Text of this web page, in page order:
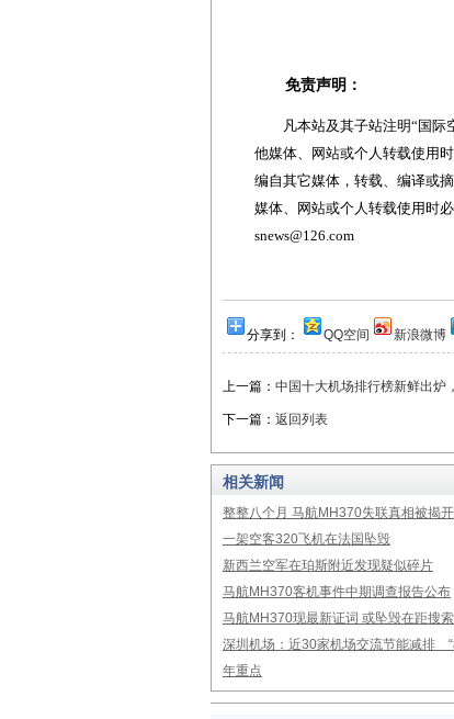
免责声明：
凡本站及其子站注明“国际空
他媒体、网站或个人转载使用
编自其它媒体，转载、编译或
媒体、网站或个人转载使用时
snews@126.com
分享到： QQ空间 新浪微博
上一篇： 中国十大机场排行榜新鲜出炉
下一篇： 返回列表
相关新闻
整整八个月 马航MH370失联真相被揭开
一架空客320飞机在法国坠毁
新西兰空军在珀斯附近发现疑似碎片
马航MH370客机事件中期调查报告公布
马航MH370现最新证词 或坠毁在距搜
深圳机场：近30家机场交流节能减排 “
年重点